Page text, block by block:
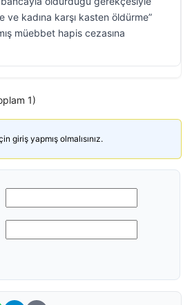
ve kadına karşı kasten öldürme”
müebbet hapis cezasına
1)
giriş yapmış olmalısınız.